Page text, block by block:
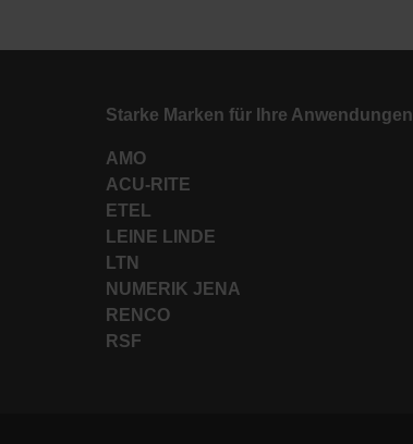
Starke Marken für Ihre Anwendungen
AMO
ACU-RITE
ETEL
LEINE LINDE
LTN
NUMERIK JENA
RENCO
RSF